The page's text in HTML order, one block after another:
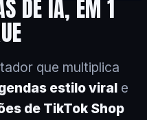
DE IA, EM 1
que multiplica
estilo virale
de TikTok Shop